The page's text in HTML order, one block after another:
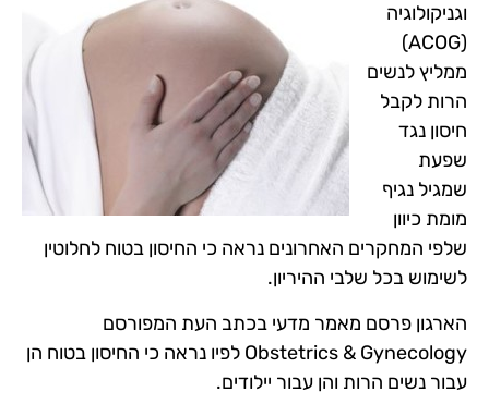
וגניקולוגיה
(ACOG)
ממליץ לנשים
הרות לקבל
חיסון נגד
שפעת
שמגיל נגיף
מומת כיוון
שלפי המחקרים האחרונים נראה כי החיסון בטוח לחלוטין
לשימוש בכל שלבי ההיריון.
הארגון פרסם מאמר מדעי בכתב העת המפורסם
Obstetrics & Gynecology לפיו נראה כי החיסון בטוח הן
עבור נשים הרות והן עבור יילודים.